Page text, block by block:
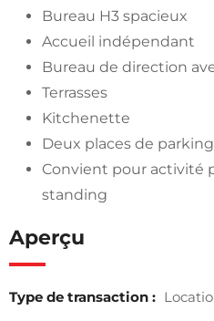
Bureau H3 spacieux
Accueil indépendant
Bureau de direction
Terrasses
Kitchenette
Deux places de parking
Convient pour activité
standing
Aperçu
Type de transaction :